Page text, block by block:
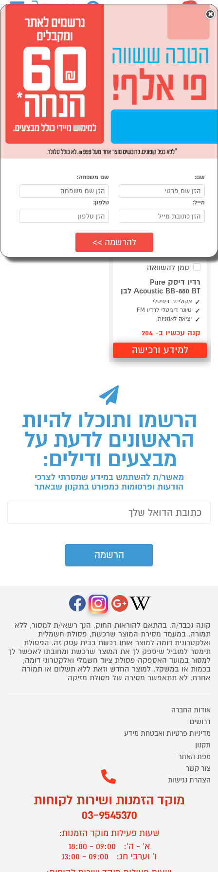
סטריאו
מערכות סטריאו
מערכות מיני ומיקרו
הסתר רשימת קטגוריות
מערכות מיקרו (1)
מערכות מיני ומיקרו
סמן להשוואה
רדיו דיסק Pure
Acoustic BB-880 BT לבן
אקולייזר דיגיטלי
טיונר דיגיטלי לרדיו FM
יציאה לאוזניות
קנה עכשיו ב- 204
למידע ורכישה
הרשמו ותוכלו להיות
הראשונים לדעת על
מבצעים ודילים:
מאשר/ת להשתמש במידע שמסרתי לצרכי
הודעות ופרסומות כמפורט בתקנון שבאתר
קונה נכבד/ה, בהתאם להוראות החוק, הנך רשאי/ת למסור, ללא
תמורה, במעמד מסירת המוצר שרכשת, פסולת חשמלית
ואלקטרונית דומה למוצר אותו רכשת בבית עסק זה. הפסולת
תימסר למוביל שיספק לך את המוצר שרכשת ומחובתו לאפשר לך
למסור במועד האספקה פסולת ציוד חשמלי ואלקטרוני דומה,
בכמות או במשקל, למוצר החדש וזאת ללא תשלום או תמורה
אחרת. לא תתאפשר מסירה של פסולת מזיקה
אודות החברה
דרושים
מדיניות פרטיות ואבטחת מידע
תקנון
מפת האתר
צור קשר
הצהרת נגישות
מוקד הזמנות ושירות לקוחות
03-9545370
שעות פעילות מוקד הזמנות:
א' - ה':
09:00 - 18:00
ו' וערבי חג:
09:00 - 13:00
×
שם: שם משפחה:
מייל: טלפון: